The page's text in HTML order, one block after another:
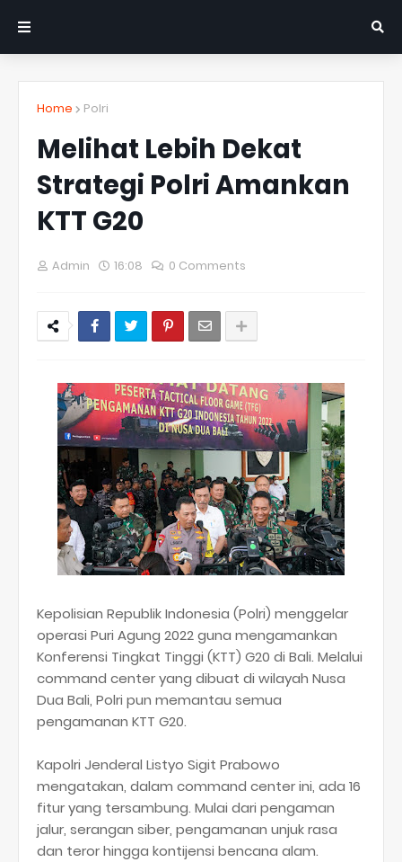
Home Polri
Melihat Lebih Dekat
Strategi Polri Amankan
KTT G20
Admin 16:08 0 Comments
Kepolisian Republik Indonesia (Polri) menggelar
operasi Puri Agung 2022 guna mengamankan
Konferensi Tingkat Tinggi (KTT) G20 di Bali. Melalui
command center yang dibuat di wilayah Nusa
Dua Bali, Polri pun memantau semua
pengamanan KTT G20.
Kapolri Jenderal Listyo Sigit Prabowo
mengatakan, dalam command center ini, ada 16
fitur yang tersambung. Mulai dari pengaman
jalur, serangan siber, pengamanan unjuk rasa
dan teror hingga kontijensi bencana alam.